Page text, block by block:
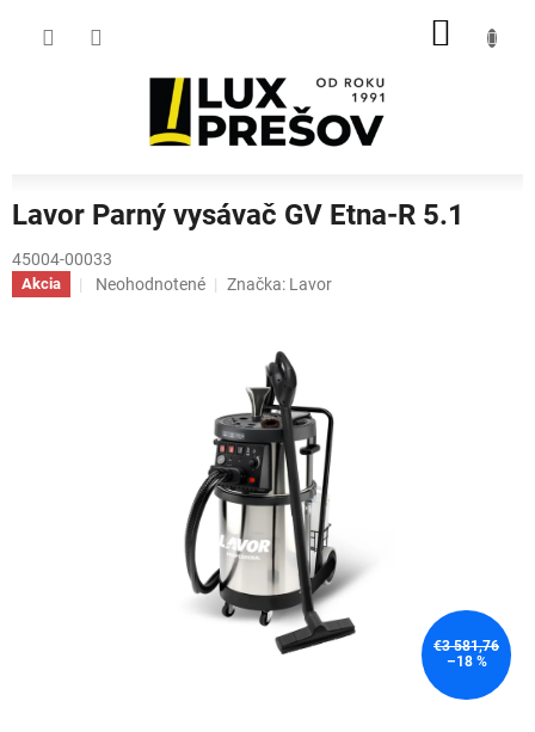
Lavor Parný vysávač GV Etna-R 5.1
45004-00033
Akcia
Priemerné
Neohodnotené Značka: Lavor
€3 581,76
–18 %